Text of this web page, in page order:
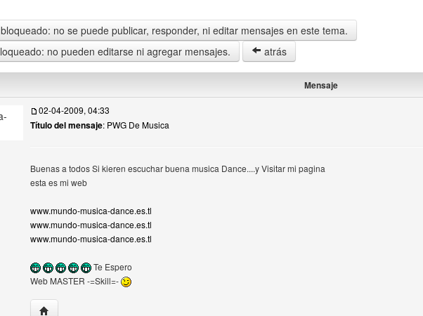
no se puede publicar, responder, ni editar mensajes en este tema.
no pueden editarse ni agregar mensajes.
atrás
Mensaje
Ver perfil del usuario
02-04-2009, 04:33
Título del mensaje: PWG De Musica
Buenas a todos Si kieren escuchar buena musica Dance....y Visitar mi pagina
esta es mi web
www.mundo-musica-dance.es.tl
www.mundo-musica-dance.es.tl
www.mundo-musica-dance.es.tl
Te Espero
Web MASTER -=Skill=-
Visitar sitio web del autor: mundo-musica-dance